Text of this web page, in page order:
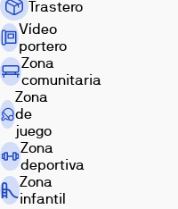
Trastero
Vídeo
portero
Zona
comunitaria
Zona
de
juego
Zona
deportiva
Zona
infantil